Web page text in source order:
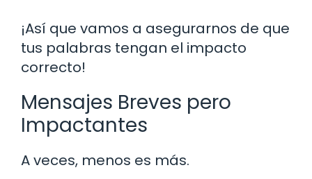
¡Así que vamos a asegurarnos de que
tus palabras tengan el impacto
correcto!
Mensajes Breves pero
Impactantes
A veces, menos es más.